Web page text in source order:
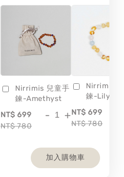
Nirrimis 兒童手
鍊-Amethyst
NT$ 699
NT$ 780
- +
Nirrimis
鍊-Lily
NT$ 699
NT$ 780
加入購物車